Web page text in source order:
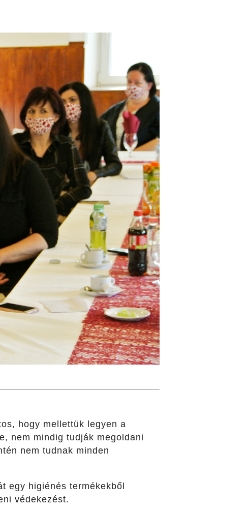
hogy mellettük legyen a
nem mindig tudják megoldani
nem tudnak minden
egy higiénés termékekből
védekezést.